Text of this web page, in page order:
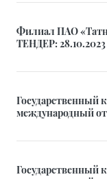
Филиал ПАО
ТЕНДЕР: 28.10.2023
Государственный
международный
Государственный